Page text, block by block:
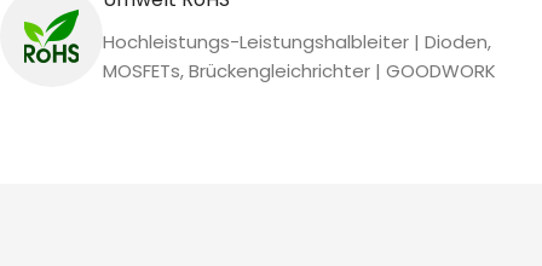
Hochleistungs-Leistungshalbleiter | Dioden,
MOSFETs, Brückengleichrichter | GOODWORK